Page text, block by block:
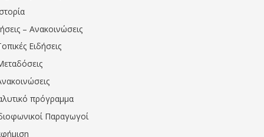
– Ανακοινώσεις
Ειδήσεις
πρόγραμμα
Παραγωγοί